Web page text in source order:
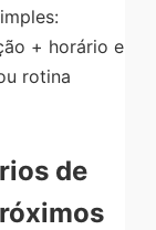
+ horário e
rotina
de